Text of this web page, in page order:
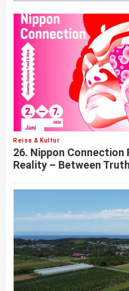
Reise & Kultur
26. Nippon
Reality – Between